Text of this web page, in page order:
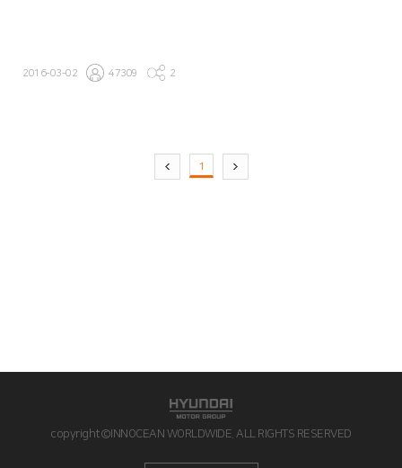
2016-03-02 47309 2
1
copyright©INNOCEAN WORLDWIDE. ALL RIGHTS RESERVED